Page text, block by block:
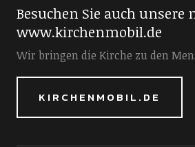
Besuchen Sie auch unsere
www.kirchenmobil.de
Wir bringen die Kirche zu den
KIRCHENMOBIL.DE